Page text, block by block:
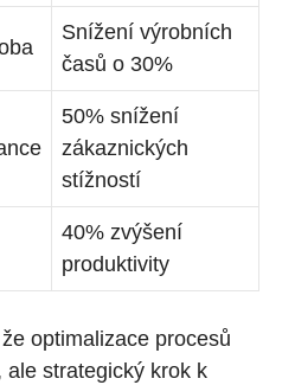
Snížení výrobních
časů o 30%
50% snížení
zákaznických
stížností
40% zvýšení
produktivity
optimalizace procesů
strategický krok k